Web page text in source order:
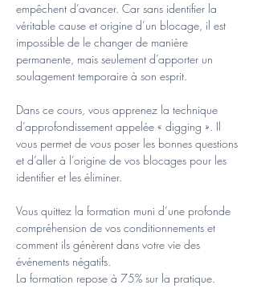
empêchent d’avancer. Car sans identifier la
véritable cause et origine d’un blocage, il est
impossible de le changer de manière
permanente, mais seulement d’apporter un
soulagement temporaire à son esprit.
Dans ce cours, vous apprenez la technique
d’approfondissement appelée « digging ». Il
vous permet de vous poser les bonnes questions
et d’aller à l’origine de vos blocages pour les
identifier et les éliminer.
Vous quittez la formation muni d’une profonde
compréhension de vos conditionnements et
comment ils génèrent dans votre vie des
événements négatifs.
La formation repose à 75% sur la pratique.